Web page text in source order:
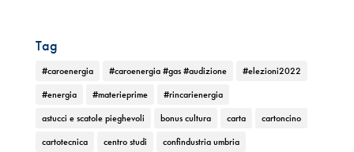
Tag
#caroenergia #caroenergia #gas #audizione
#elezioni2022
#energia
#materieprime
#rincarienergia
astucci e scatole pieghevoli
bonus cultura carta
cartoncino
cartotecnica
centro studi
confindustria umbria